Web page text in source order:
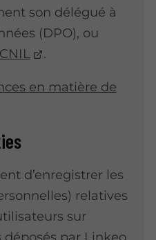
son délégué à
(DPO), ou
CNIL .
en matière de
d’enregistrer les
relatives
sur
par Linkeo